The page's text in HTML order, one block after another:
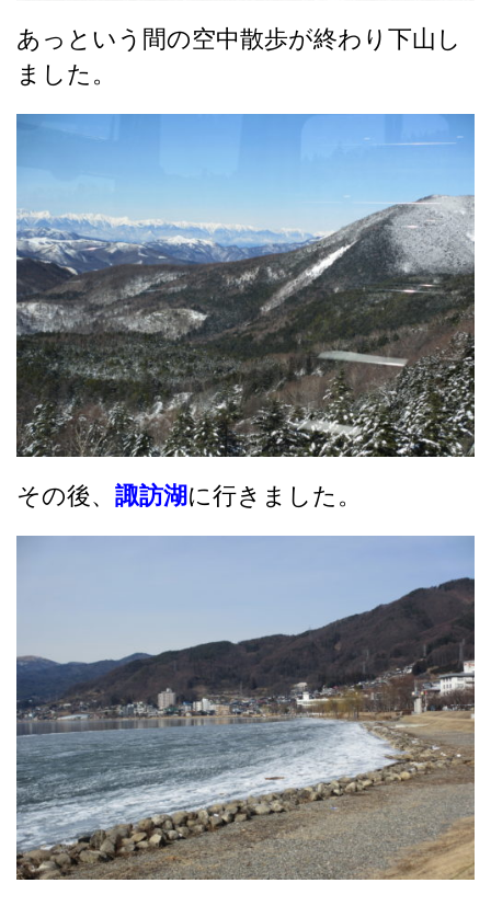
あっという間の空中散歩が終わり下山し
ました。
その後、 諏訪湖に行きました。